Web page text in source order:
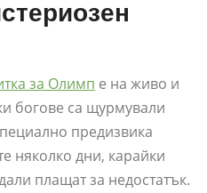
за Олимп е на живо и
богове са щурмували
предизвика
няколко дни, карайки
плащат за недостатък.